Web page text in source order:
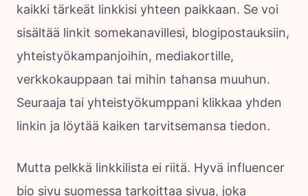
kaikki tärkeät linkkisi yhteen paikkaan. Se voi
sisältää linkit somekanavillesi, blogipostauksiin,
yhteistyökampanjoihin, mediakortille,
verkkokauppaan tai mihin tahansa muuhun.
Seuraaja tai yhteistyökumppani klikkaa yhden
linkin ja löytää kaiken tarvitsemansa tiedon.
Mutta pelkkä linkkilista ei riitä. Hyvä influencer
bio sivu suomessa tarkoittaa sivua, joka